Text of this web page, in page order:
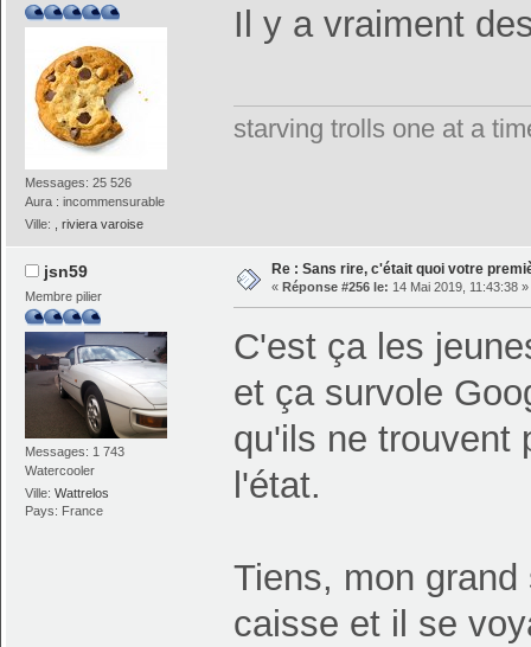
Messages: 25 526
Aura : incommensurable
Ville:
, riviera varoise
Il y a vraiment
starving trolls one at a
jsn59
Membre pilier
Messages: 1 743
Watercooler
Ville:Wattrelos
Pays: France
Re : Sans rire, c'était quoi votre
« Réponse #256 le: 14 Mai 2019, 11:43:38 »
C'est ça les
et ça survole
qu'ils ne trouvent
l'état.
Tiens, mon
caisse et il se